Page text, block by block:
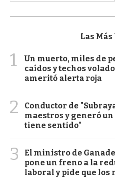
Las
1
Un muerto, miles de
caídos y techos
ameritó alerta roja
2
Conductor de
maestros y generó
tiene sentido"
3
El ministro de
pone un freno a la
laboral y pide que los